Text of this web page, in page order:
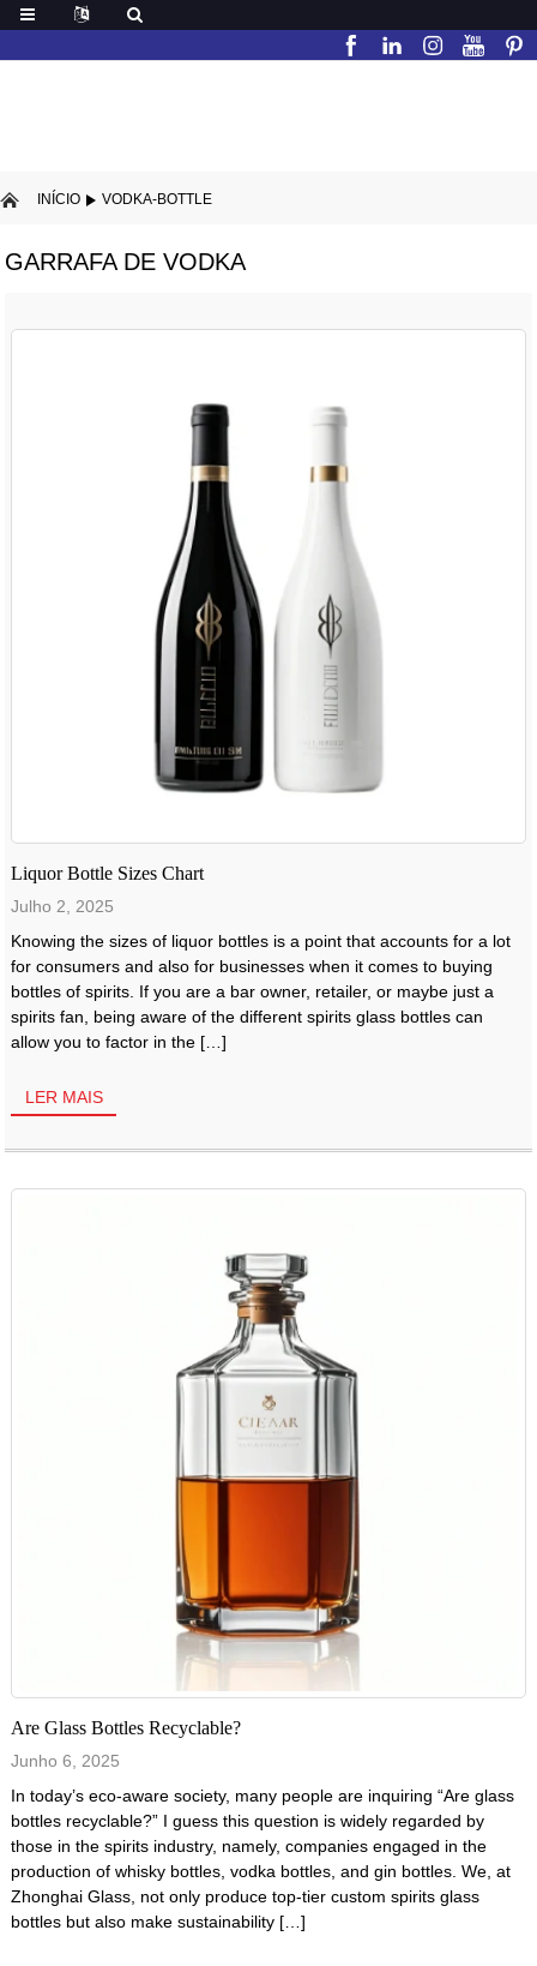
INÍCIO VODKA-BOTTLE
GARRAFA DE VODKA
Liquor Bottle Sizes Chart
Julho 2, 2025
Knowing the sizes of liquor bottles is a point that accounts for a lot
for consumers and also for businesses when it comes to buying
bottles of spirits. If you are a bar owner, retailer, or maybe just a
spirits fan, being aware of the different spirits glass bottles can
allow you to factor in the […]
LER MAIS
Are Glass Bottles Recyclable?
Junho 6, 2025
In today’s eco-aware society, many people are inquiring “Are glass
bottles recyclable?” I guess this question is widely regarded by
those in the spirits industry, namely, companies engaged in the
production of whisky bottles, vodka bottles, and gin bottles. We, at
Zhonghai Glass, not only produce top-tier custom spirits glass
bottles but also make sustainability […]